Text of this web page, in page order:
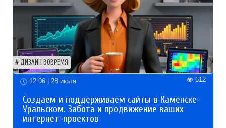
ДИЗАЙН ВОВРЕМЯ
12:06 | 28 июля 612
Создаем и поддерживаем сайты в Каменске-
Уральском. Забота и продвижение ваших
интернет-проектов